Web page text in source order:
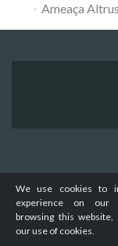
Ameaça
We use cookies to
experience on our
browsing this
our use of cookies.